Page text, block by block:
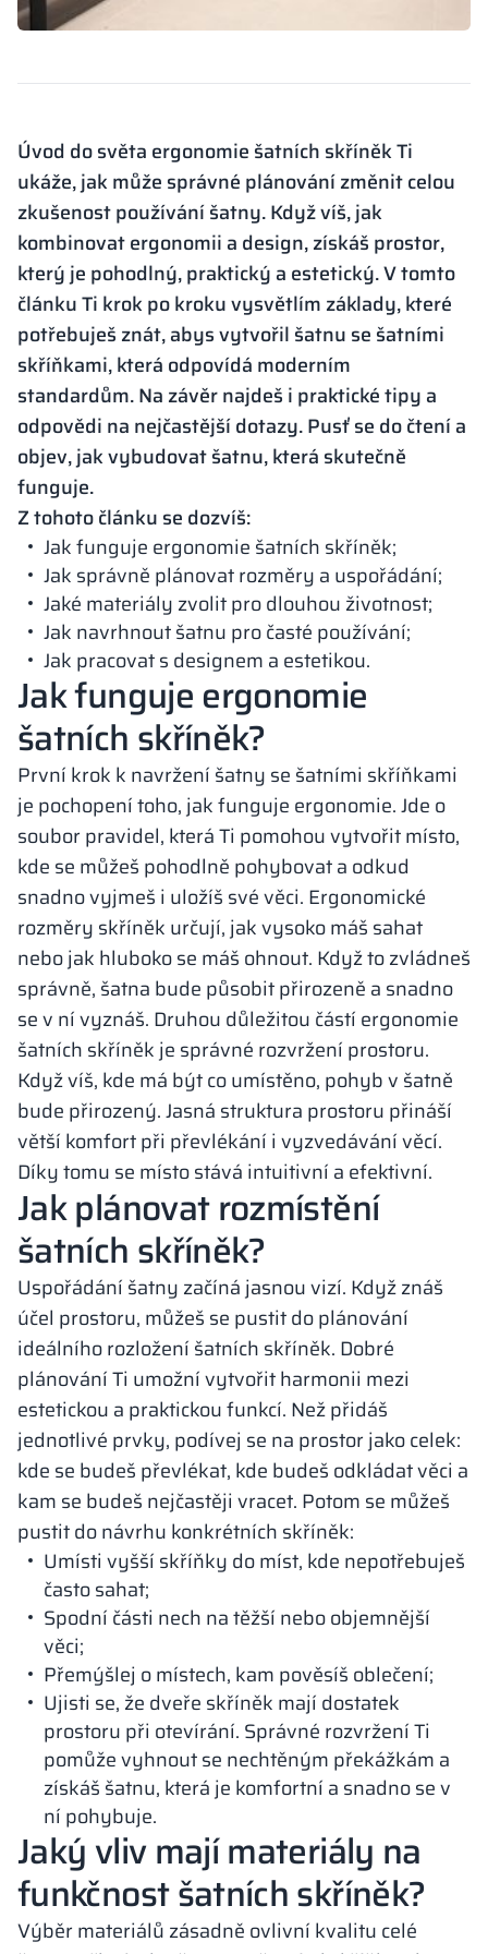
Úvod do světa ergonomie šatních skříněk Ti
ukáže, jak může správné plánování změnit celou
zkušenost používání šatny. Když víš, jak
kombinovat ergonomii a design, získáš prostor,
který je pohodlný, praktický a estetický. V tomto
článku Ti krok po kroku vysvětlím základy, které
potřebuješ znát, abys vytvořil šatnu se šatními
skříňkami, která odpovídá moderním
standardům. Na závěr najdeš i praktické tipy a
odpovědi na nejčastější dotazy. Pusť se do čtení a
objev, jak vybudovat šatnu, která skutečně
funguje.
Z tohoto článku se dozvíš:
Jak funguje ergonomie šatních skříněk;
Jak správně plánovat rozměry a uspořádání;
Jaké materiály zvolit pro dlouhou životnost;
Jak navrhnout šatnu pro časté používání;
Jak pracovat s designem a estetikou.
Jak funguje ergonomie
šatních skříněk?
První krok k navržení šatny se šatními skříňkami
je pochopení toho, jak funguje ergonomie. Jde o
soubor pravidel, která Ti pomohou vytvořit místo,
kde se můžeš pohodlně pohybovat a odkud
snadno vyjmeš i uložíš své věci. Ergonomické
rozměry skříněk určují, jak vysoko máš sahat
nebo jak hluboko se máš ohnout. Když to zvládneš
správně, šatna bude působit přirozeně a snadno
se v ní vyznáš. Druhou důležitou částí ergonomie
šatních skříněk je správné rozvržení prostoru.
Když víš, kde má být co umístěno, pohyb v šatně
bude přirozený. Jasná struktura prostoru přináší
větší komfort při převlékání i vyzvedávání věcí.
Díky tomu se místo stává intuitivní a efektivní.
Jak plánovat rozmístění
šatních skříněk?
Uspořádání šatny začíná jasnou vizí. Když znáš
účel prostoru, můžeš se pustit do plánování
ideálního rozložení šatních skříněk. Dobré
plánování Ti umožní vytvořit harmonii mezi
estetickou a praktickou funkcí. Než přidáš
jednotlivé prvky, podívej se na prostor jako celek:
kde se budeš převlékat, kde budeš odkládat věci a
kam se budeš nejčastěji vracet. Potom se můžeš
pustit do návrhu konkrétních skříněk:
Umísti vyšší skříňky do míst, kde nepotřebuješ
často sahat;
Spodní části nech na těžší nebo objemnější
věci;
Přemýšlej o místech, kam pověsíš oblečení;
Ujisti se, že dveře skříněk mají dostatek
prostoru při otevírání. Správné rozvržení Ti
pomůže vyhnout se nechtěným překážkám a
získáš šatnu, která je komfortní a snadno se v
ní pohybuje.
Jaký vliv mají materiály na
funkčnost šatních skříněk?
Výběr materiálů zásadně ovlivní kvalitu celé